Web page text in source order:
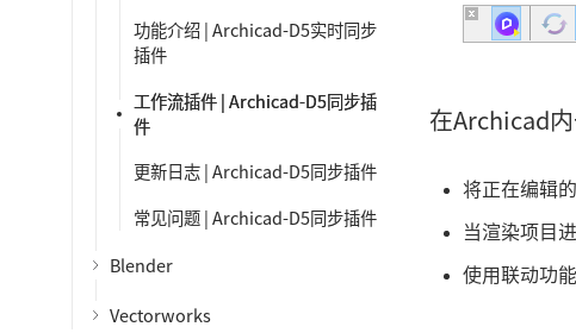
功能介绍 | Archicad-D5实时同步
插件
工作流插件 | Archicad-D5同步插
件
更新日志 | Archicad-D5同步插件
常见问题 | Archicad-D5同步插件
Blender
Vectorworks
在Archicad
将正在编辑
当渲染项目
使用联动功